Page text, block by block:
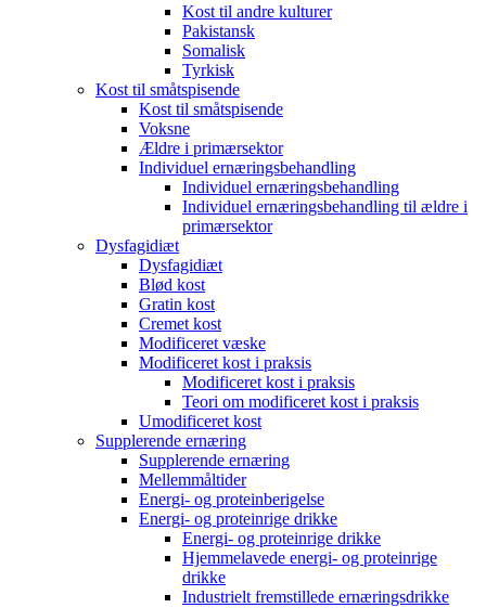
Kost til andre kulturer
Pakistansk
Somalisk
Tyrkisk
Kost til småtspisende
Kost til småtspisende
Voksne
Ældre i primærsektor
Individuel ernæringsbehandling
Individuel ernæringsbehandling
Individuel ernæringsbehandling til ældre i
primærsektor
Dysfagidiæt
Dysfagidiæt
Blød kost
Gratin kost
Cremet kost
Modificeret væske
Modificeret kost i praksis
Modificeret kost i praksis
Teori om modificeret kost i praksis
Umodificeret kost
Supplerende ernæring
Supplerende ernæring
Mellemmåltider
Energi- og proteinberigelse
Energi- og proteinrige drikke
Energi- og proteinrige drikke
Hjemmelavede energi- og proteinrige
drikke
Industrielt fremstillede ernæringsdrikke